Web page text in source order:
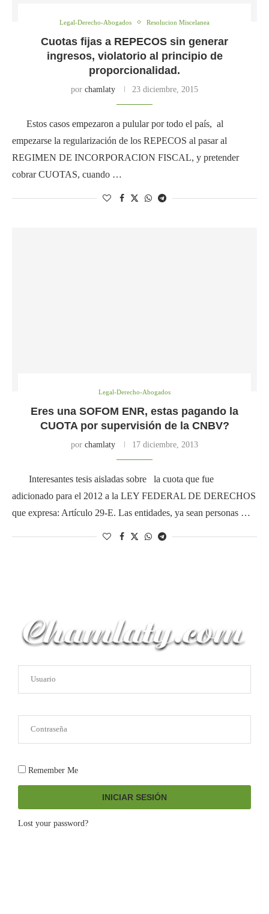
Legal-Derecho-Abogados Resolucion Miscelanea
Cuotas fijas a REPECOS sin generar
ingresos, violatorio al principio de
proporcionalidad.
por chamlaty 23 diciembre, 2015
Estos casos empezaron a pulular por todo el país, al
empezarse la regularización de los REPECOS al pasar al
REGIMEN DE INCORPORACION FISCAL, y pretender
cobrar CUOTAS, cuando …
Legal-Derecho-Abogados
Eres una SOFOM ENR, estas pagando la
CUOTA por supervisión de la CNBV?
por chamlaty 17 diciembre, 2013
Interesantes tesis aisladas sobre la cuota que fue
adicionado para el 2012 a la LEY FEDERAL DE DERECHOS
que expresa: Artículo 29-E. Las entidades, ya sean personas …
Remember Me
INICIAR SESIÓN
Lost your password?